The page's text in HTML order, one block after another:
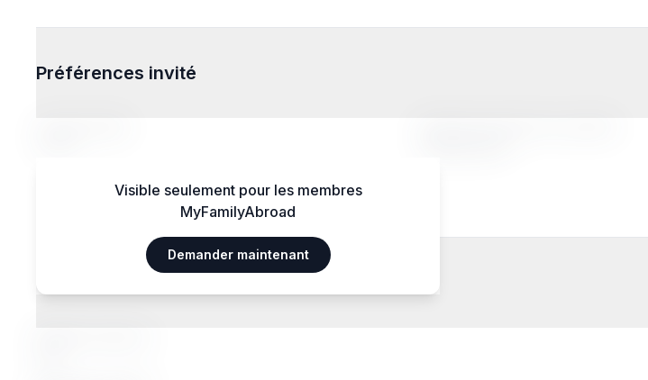
Préférences invité
Visible seulement pour les membres
MyFamilyAbroad
Demander maintenant